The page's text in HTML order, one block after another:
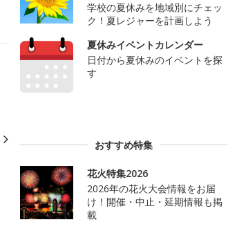
学校の夏休みを地域別にチェッ
ク！夏レジャーを計画しよう
夏休みイベントカレンダー
日付から夏休みのイベントを探
す
おすすめ特集
花火特集2026
2026年の花火大会情報をお届
け！開催・中止・延期情報も掲
載